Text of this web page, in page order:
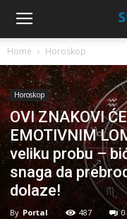
Home Horoskop
Horoskop
OVI ZNAKOVI
EMOTIVNIM
veliku probu –
snaga da
dolaze!
By Portal 487 0